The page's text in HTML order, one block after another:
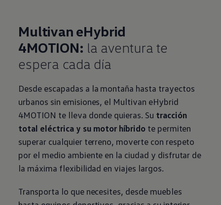
Multivan eHybrid
4MOTION: la aventura te
espera cada día
Desde escapadas a la montaña hasta trayectos
urbanos sin emisiones, el Multivan eHybrid
4MOTION te lleva donde quieras. Su tracción
total eléctrica y su motor híbridote permiten
superar cualquier terreno, moverte con respeto
por el medio ambiente en la ciudad y disfrutar de
la máxima flexibilidad en viajes largos.
Transporta lo que necesites, desde muebles